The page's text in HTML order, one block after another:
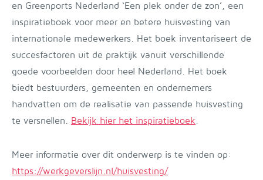
en Greenports Nederland ‘Een plek onder de zon’, een
inspiratieboek voor meer en betere huisvesting van
internationale medewerkers. Het boek inventariseert de
succesfactoren uit de praktijk vanuit verschillende
goede voorbeelden door heel Nederland. Het boek
biedt bestuurders, gemeenten en ondernemers
handvatten om de realisatie van passende huisvesting
te versnellen. Bekijk hier het inspiratieboek.
Meer informatie over dit onderwerp is te vinden op:
https://werkgeverslijn.nl/huisvesting/